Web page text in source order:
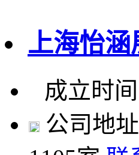
上海怡
成立时
公司地